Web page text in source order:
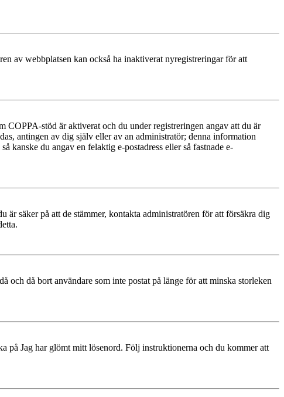
av webbplatsen kan också ha inaktiverat nyregistreringar för att
COPPA-stöd är aktiverat och du under registreringen angav att du är
antingen av dig själv eller av an administratör; denna information
kanske du angav en felaktig e-postadress eller så fastnade e-
säker på att de stämmer, kontakta administratören för att försäkra dig
och då bort användare som inte postat på länge för att minska storleken
på Jag har glömt mitt lösenord. Följ instruktionerna och du kommer att